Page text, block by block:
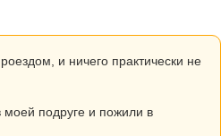
и ничего практически не
подруге и пожили в